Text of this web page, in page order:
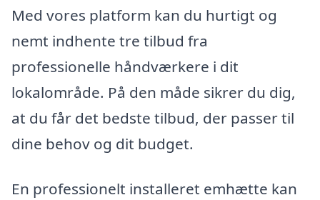
Med vores platform kan du hurtigt og
nemt indhente tre tilbud fra
professionelle håndværkere i dit
lokalområde. På den måde sikrer du dig,
at du får det bedste tilbud, der passer til
dine behov og dit budget.
En professionelt installeret emhætte kan